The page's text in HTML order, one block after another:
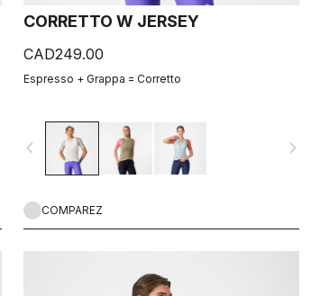
CORRETTO W JERSEY
CAD249.00
Espresso + Grappa = Corretto
navigate_before navigate_next
COMPAREZ